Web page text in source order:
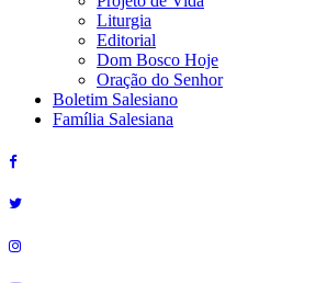
Liturgia
Editorial
Dom Bosco Hoje
Oração do Senhor
Boletim Salesiano
Família Salesiana